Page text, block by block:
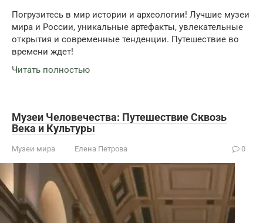
Погрузитесь в мир истории и археологии! Лучшие музеи
мира и России, уникальные артефакты, увлекательные
открытия и современные тенденции. Путешествие во
времени ждет!
Читать полностью
Музеи Человечества: Путешествие Сквозь
Века и Культуры
Музеи мира Елена Петрова 0